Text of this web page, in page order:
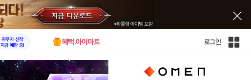
귀무자 신작
지금 예판 중!
혜택.아이마트 로그인
인